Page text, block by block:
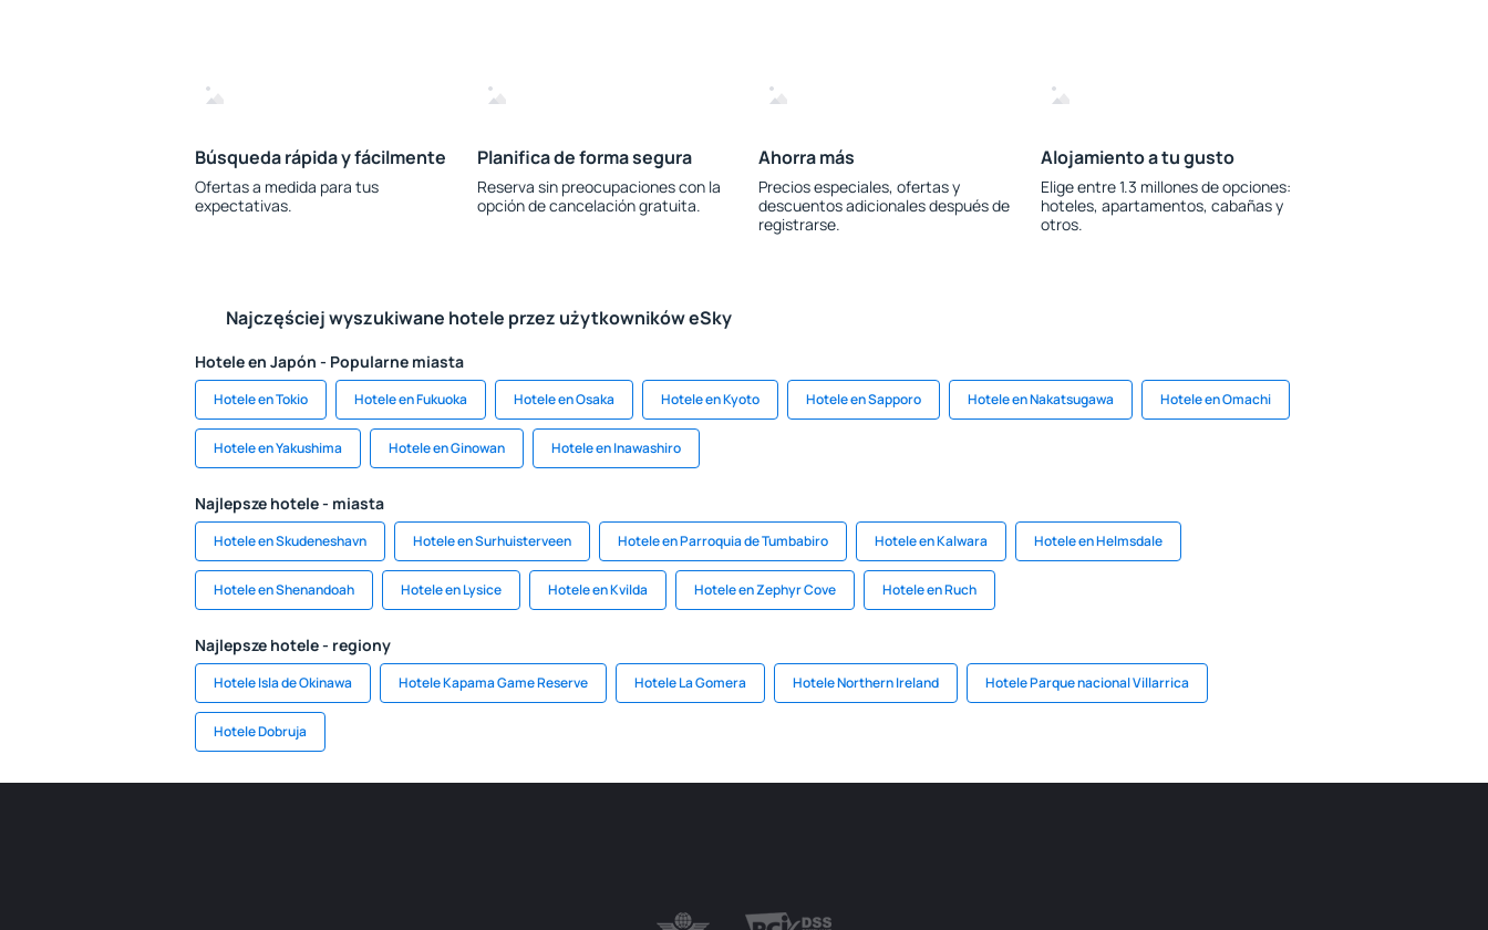
Búsqueda rápida y fácilmente
Ofertas a medida para tus
expectativas.
Planifica de forma segura
Reserva sin preocupaciones con la
opción de cancelación gratuita.
Ahorra más
Precios especiales, ofertas y
descuentos adicionales después de
registrarse.
Alojamiento a tu gusto
Elige entre 1.3 millones de opciones:
hoteles, apartamentos, cabañas y
otros.
Najczęściej wyszukiwane hotele przez użytkowników eSky
Hotele en Japón - Popularne miasta
Hotele en Tokio Hotele en Fukuoka Hotele en Osaka Hotele en Kyoto Hotele en Sapporo Hotele en Nakatsugawa Hotele en Omachi
Hotele en Yakushima Hotele en Ginowan Hotele en Inawashiro
Najlepsze hotele - miasta
Hotele en Skudeneshavn Hotele en Surhuisterveen Hotele en Parroquia de Tumbabiro Hotele en Kalwara Hotele en Helmsdale
Hotele en Shenandoah Hotele en Lysice Hotele en Kvilda Hotele en Zephyr Cove Hotele en Ruch
Najlepsze hotele - regiony
Hotele Isla de Okinawa Hotele Kapama Game Reserve Hotele La Gomera Hotele Northern Ireland Hotele Parque nacional Villarrica
Hotele Dobruja